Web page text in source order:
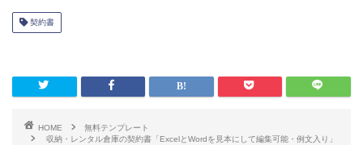
契約書
HOME
無料テンプレート
収納・レンタル倉庫の契約書「ExcelとWordを見本にして編集可能・例文入り」